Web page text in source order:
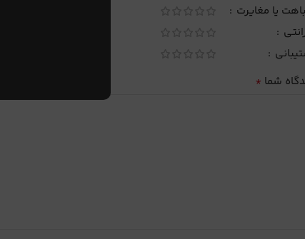
یا مغایرت
شما *